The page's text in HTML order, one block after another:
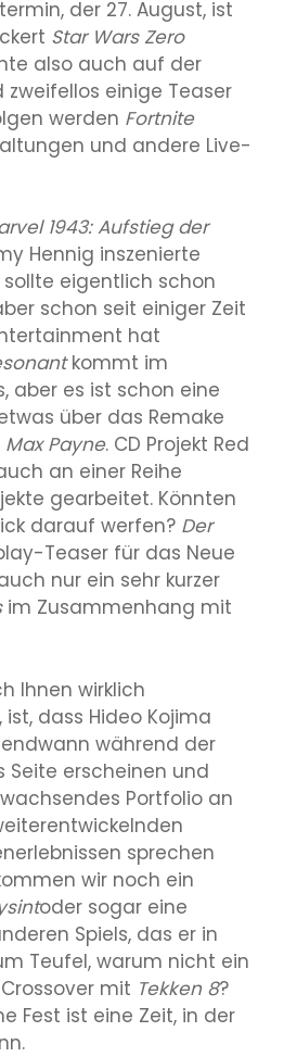
der 27. August, ist
Star Wars Zero
also auch auf der
zweifellos einige Teaser
werden Fortnite
und andere Live-
1943: Aufstieg der
Hennig inszenierte
eigentlich schon
schon seit einiger Zeit
hat
kommt im
aber es ist schon eine
über das Remake
Max Payne. CD Projekt Red
an einer Reihe
gearbeitet. Könnten
darauf werfen? Der
Teaser für das Neue
nur ein sehr kurzer
im Zusammenhang mit
Ihnen wirklich
dass Hideo Kojima
während der
Seite erscheinen und
Portfolio an
sprechen
wir noch ein
oder sogar eine
Spiels, das er in
Teufel, warum nicht ein
mit Tekken 8?
Fest ist eine Zeit, in der